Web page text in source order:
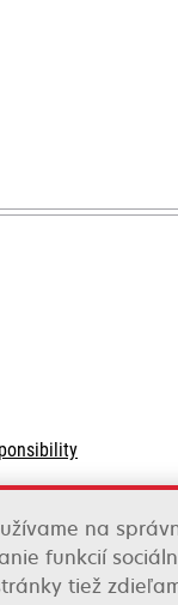
opens
new
tab
na
funkcií
tiež